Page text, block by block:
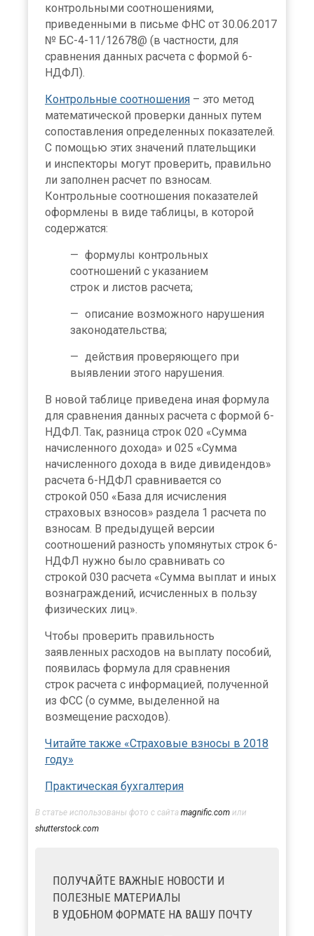
контрольными соотношениями,
приведенными в письме ФНС от 30.06.2017
№ БС-4-11/12678@ (в частности, для
сравнения данных расчета с формой 6-
НДФЛ).
Контрольные соотношения – это метод
математической проверки данных путем
сопоставления определенных показателей.
С помощью этих значений плательщики
и инспекторы могут проверить, правильно
ли заполнен расчет по взносам.
Контрольные соотношения показателей
оформлены в виде таблицы, в которой
содержатся:
формулы контрольных
соотношений с указанием
строк и листов расчета;
описание возможного нарушения
законодательства;
действия проверяющего при
выявлении этого нарушения.
В новой таблице приведена иная формула
для сравнения данных расчета с формой 6-
НДФЛ. Так, разница строк 020 «Сумма
начисленного дохода» и 025 «Сумма
начисленного дохода в виде дивидендов»
расчета 6-НДФЛ сравнивается со
строкой 050 «База для исчисления
страховых взносов» раздела 1 расчета по
взносам. В предыдущей версии
соотношений разность упомянутых строк 6-
НДФЛ нужно было сравнивать со
строкой 030 расчета «Сумма выплат и иных
вознаграждений, исчисленных в пользу
физических лиц».
Чтобы проверить правильность
заявленных расходов на выплату пособий,
появилась формула для сравнения
строк расчета с информацией, полученной
из ФСС (о сумме, выделенной на
возмещение расходов).
Читайте также «Страховые взносы в 2018
году»
Практическая бухгалтерия
В статье использованы фото с сайта magnific.com или
shutterstock.com
ПОЛУЧАЙТЕ ВАЖНЫЕ НОВОСТИ И
ПОЛЕЗНЫЕ МАТЕРИАЛЫ
В УДОБНОМ ФОРМАТЕ НА ВАШУ ПОЧТУ